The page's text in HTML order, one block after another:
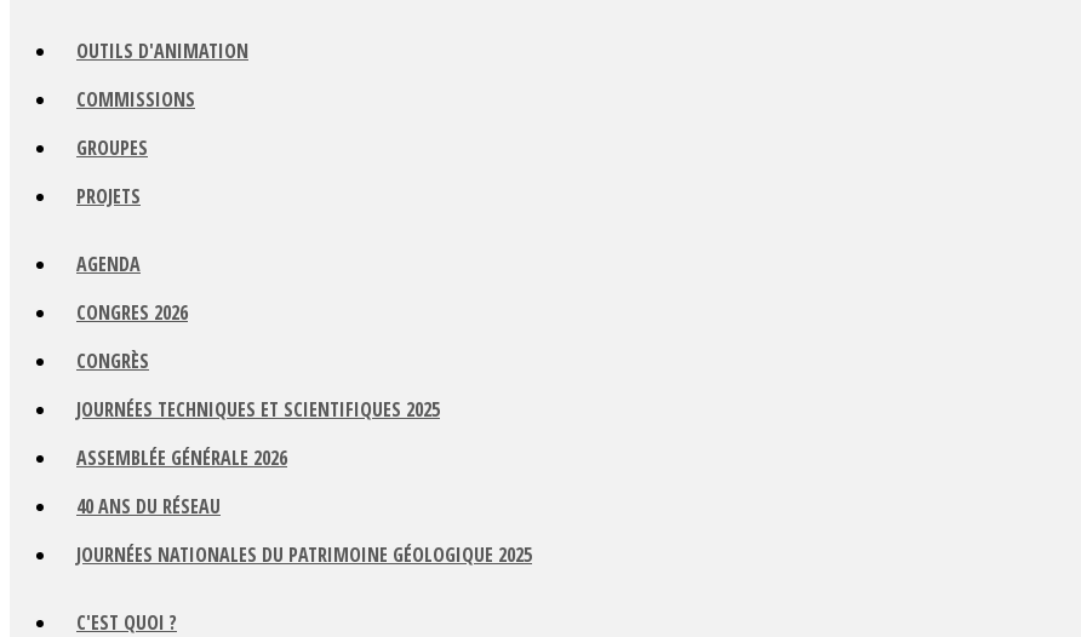
OUTILS D'ANIMATION
COMMISSIONS
GROUPES
PROJETS
AGENDA
CONGRES 2026
CONGRÈS
JOURNÉES TECHNIQUES ET SCIENTIFIQUES 2025
ASSEMBLÉE GÉNÉRALE 2026
40 ANS DU RÉSEAU
JOURNÉES NATIONALES DU PATRIMOINE GÉOLOGIQUE 2025
C'EST QUOI ?